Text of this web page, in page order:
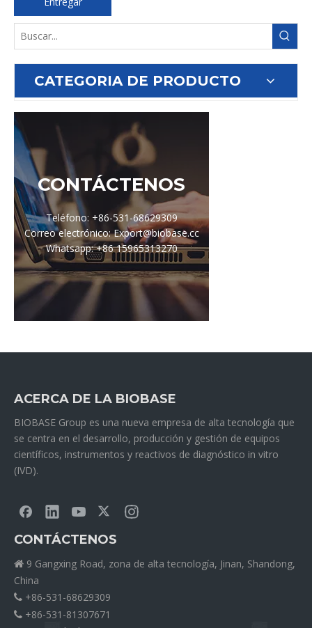
CATEGORIA DE PRODUCTO
CONTÁCTENOS
Teléfono: +86-531-68629309
Correo electrónico: Export@biobase.cc
Whatsapp: +86 15965313270
ACERCA DE LA BIOBASE
BIOBASE Group es una nueva empresa de alta tecnología que
se centra en el desarrollo, producción y gestión de equipos
científicos, instrumentos y reactivos de diagnóstico in vitro
(IVD).
CONTÁCTENOS
 9 Gangxing Road, zona de alta tecnología, Jinan, Shandong,
China
 +86-531-68629309
 +86-531-81307671